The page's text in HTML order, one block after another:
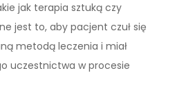
jak terapia sztuką czy
jest to, aby pacjent czuł się
metodą leczenia i miał
uczestnictwa w procesie